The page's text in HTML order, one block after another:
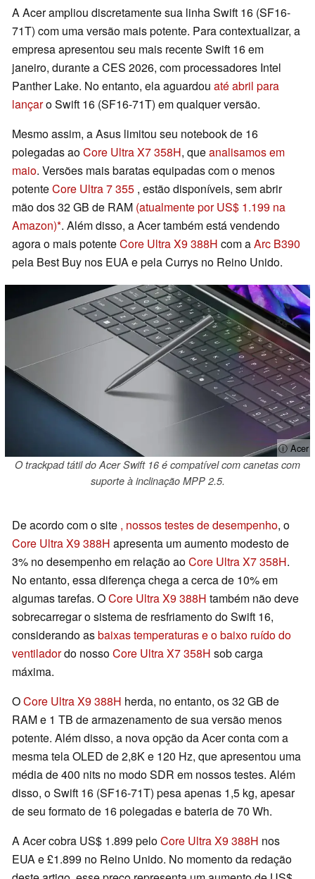
A Acer ampliou discretamente sua linha Swift 16 (SF16-
71T) com uma versão mais potente. Para contextualizar, a
empresa apresentou seu mais recente Swift 16 em
janeiro, durante a CES 2026, com processadores Intel
Panther Lake. No entanto, ela aguardou até abril para
lançaro Swift 16 (SF16-71T) em qualquer versão.
Mesmo assim, a Asus limitou seu notebook de 16
polegadas aoCore Ultra X7 358H, queanalisamos em
maio. Versões mais baratas equipadas com o menos
potenteCore Ultra 7 355 , estão disponíveis, sem abrir
mão dos 32 GB de RAM (atualmente por US$ 1.199 na
Amazon) . Além disso, a Acer também está vendendo
agora o mais potenteCore Ultra X9 388H com aArc B390
pela Best Buy nos EUA e pela Currys no Reino Unido.
ⓘ Acer
O trackpad tátil do Acer Swift 16 é compatível com canetas com
suporte à inclinação MPP 2.5.
De acordo com o site , nossos testes de desempenho, o
Core Ultra X9 388H apresenta um aumento modesto de
3% no desempenho em relação aoCore Ultra X7 358H.
No entanto, essa diferença chega a cerca de 10% em
algumas tarefas. OCore Ultra X9 388H também não deve
sobrecarregar o sistema de resfriamento do Swift 16,
considerando asbaixas temperaturas e o baixo ruído do
ventiladordo nossoCore Ultra X7 358H sob carga
máxima.
OCore Ultra X9 388H herda, no entanto, os 32 GB de
RAM e 1 TB de armazenamento de sua versão menos
potente. Além disso, a nova opção da Acer conta com a
mesma tela OLED de 2,8K e 120 Hz, que apresentou uma
média de 400 nits no modo SDR em nossos testes. Além
disso, o Swift 16 (SF16-71T) pesa apenas 1,5 kg, apesar
de seu formato de 16 polegadas e bateria de 70 Wh.
A Acer cobra US$ 1.899 peloCore Ultra X9 388H nos
EUA e £1.899 no Reino Unido. No momento da redação